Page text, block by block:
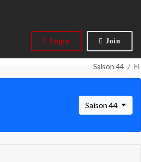
Login Join
Saison 44 El
Saison 44